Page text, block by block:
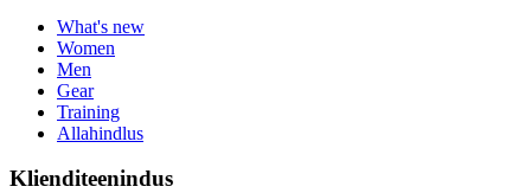
What's new
Women
Men
Gear
Training
Allahindlus
Klienditeenindus